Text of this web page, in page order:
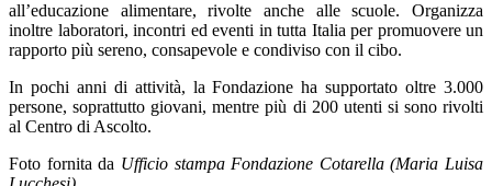
all’educazione alimentare, rivolte anche alle scuole. Organizza
inoltre laboratori, incontri ed eventi in tutta Italia per promuovere un
rapporto più sereno, consapevole e condiviso con il cibo.
In pochi anni di attività, la Fondazione ha supportato oltre 3.000
persone, soprattutto giovani, mentre più di 200 utenti si sono rivolti
al Centro di Ascolto.
Foto fornita da Ufficio stampa Fondazione Cotarella (Maria Luisa